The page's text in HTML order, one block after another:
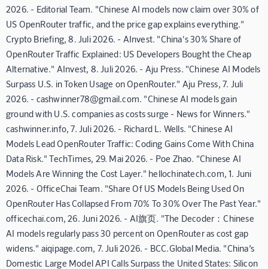
2026. - Editorial Team. "Chinese AI models now claim over 30% of
US OpenRouter traffic, and the price gap explains everything."
Crypto Briefing, 8. Juli 2026. - AInvest. "China's 30% Share of
OpenRouter Traffic Explained: US Developers Bought the Cheap
Alternative." AInvest, 8. Juli 2026. - Aju Press. "Chinese AI Models
Surpass U.S. in Token Usage on OpenRouter." Aju Press, 7. Juli
2026. - cashwinner78@gmail.com. "Chinese AI models gain
ground with U.S. companies as costs surge - News for Winners."
cashwinner.info, 7. Juli 2026. - Richard L. Wells. "Chinese AI
Models Lead OpenRouter Traffic: Coding Gains Come With China
Data Risk." TechTimes, 29. Mai 2026. - Poe Zhao. "Chinese AI
Models Are Winning the Cost Layer." hellochinatech.com, 1. Juni
2026. - OfficeChai Team. "Share Of US Models Being Used On
OpenRouter Has Collapsed From 70% To 30% Over The Past Year."
officechai.com, 26. Juni 2026. - AI旗页. "The Decoder：Chinese
AI models regularly pass 30 percent on OpenRouter as cost gap
widens." aiqipage.com, 7. Juli 2026. - BCC.Global Media. "China’s
Domestic Large Model API Calls Surpass the United States: Silicon